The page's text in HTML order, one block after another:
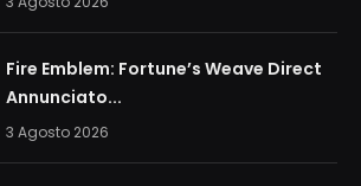
Fire Emblem: Fortune’s Weave Direct
Annunciato...
3 Agosto 2026